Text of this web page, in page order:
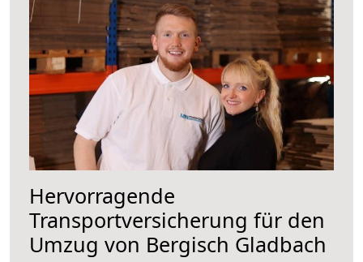
Hervorragende
Transportversicherung für den
Umzug von Bergisch Gladbach